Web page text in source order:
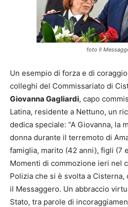
foto Il
Un esempio di forza e di
colleghi del Commissariato di
Giovanna Gagliardi, capo
Latina, residente a Nettuno, un
dedica speciale: “A Giovanna, la
donna durante il terremoto di
famiglia, marito (42 anni), figli (7
Momenti di commozione ieri nel
Polizia che si è svolta a
il Messaggero. Un abbraccio
Stato, tra parole di